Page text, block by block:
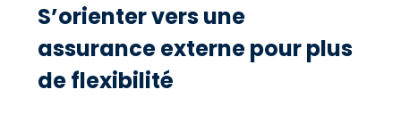
S’orienter vers une
assurance externe pour plus
de flexibilité